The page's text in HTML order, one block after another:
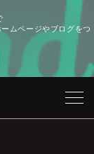
ムページやブログをつ